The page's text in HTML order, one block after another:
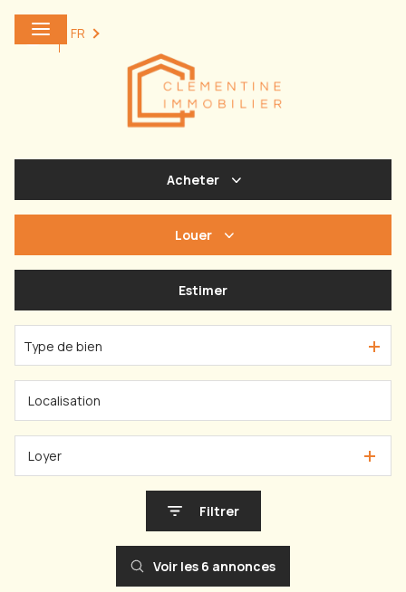
0
FR
Acheter
Louer
De l'immo pro
Estimer
Type de bien
Loyer
Filtrer
Voir les 6 annonces